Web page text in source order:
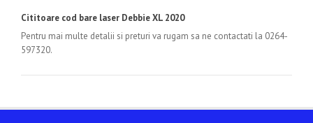
Cititoare cod bare laser Debbie XL 2020
Pentru mai multe detalii si preturi va rugam sa ne contactati la 0264-
597320.